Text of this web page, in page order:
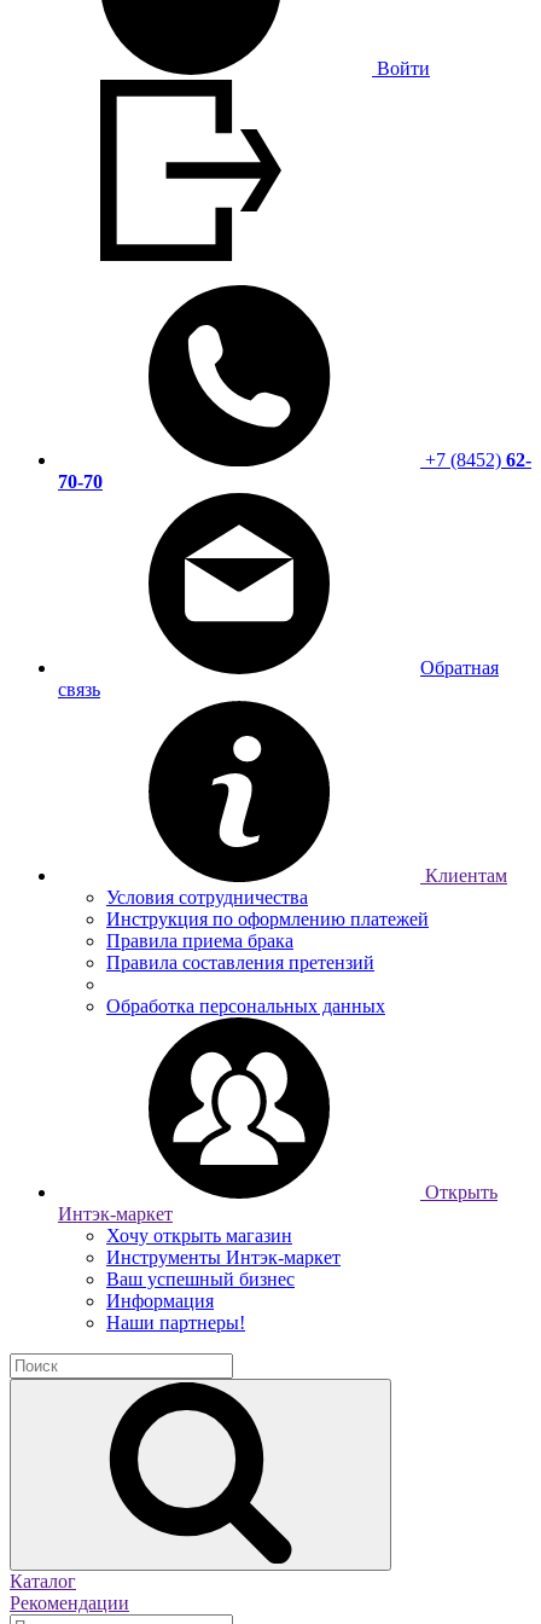
Войти
+7 (8452) 62-
70-70
Обратная
связь
Клиентам
Условия сотрудничества
Инструкция по оформлению платежей
Правила приема брака
Правила составления претензий
Обработка персональных данных
Открыть
Интэк-маркет
Хочу открыть магазин
Инструменты Интэк-маркет
Ваш успешный бизнес
Информация
Наши партнеры!
Каталог
Рекомендации